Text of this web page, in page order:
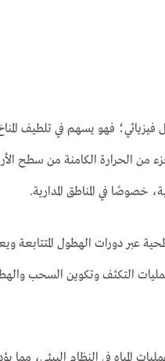
فهو يسهم في تلطيف
من الحرارة الكامنة من سطح
خصوصًا في المناطق المدارية.
عبر دورات الهطول المتتابعة
التكثف وتكوين السحب
المياه في النظام البيئي، مما